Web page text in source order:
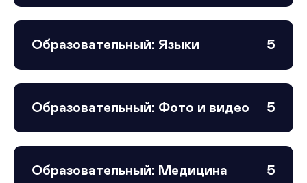
Образовательный: Языки 5
Образовательный: Фото и видео 5
Образовательный: Медицина 5